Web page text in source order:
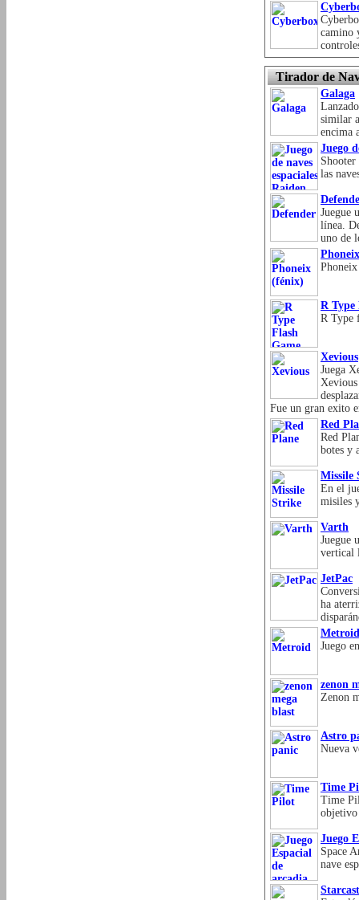
camino
Tirador de
Galaga
similar
encima
Juego
las
Juegue
línea.
uno de
R Type
R Type
Xevious
Juega
Fue un gran exito
Red
Red
botes y
Missile
En el
misiles
Varth
Juegue
vertical
JetPac
ha
Metroid
Juego
zenon
Zenon
Astro
Nueva
Time
Time
objetivo
Juego
Space
nave